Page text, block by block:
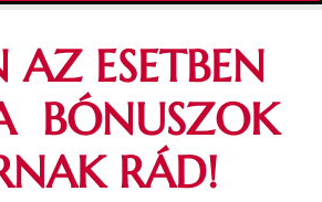
AZ ESETBEN
BÓNUSZOK
RÁD!